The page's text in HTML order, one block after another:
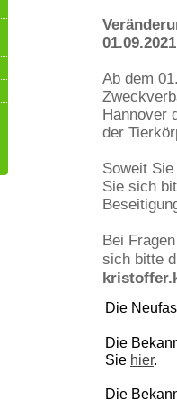
01.09.2021
Ab dem
Hannover
der
Soweit
Sie sich
Bei
sich bitte
Die
Die
Sie hier.
Die